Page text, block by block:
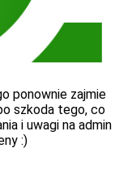
ponownie zajmie
szkoda tego, co
i uwagi na admin
:)